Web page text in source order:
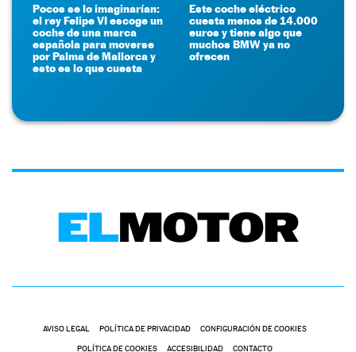
Pocos se lo imaginarían:
el rey Felipe VI escoge un
coche de una marca
española para moverse
por Palma de Mallorca y
esto es lo que cuesta
Este coche eléctrico
cuesta menos de 14.000
euros y tiene algo que
muchos BMW ya no
ofrecen
AVISO LEGAL POLÍTICA DE PRIVACIDAD CONFIGURACIÓN DE COOKIES
POLÍTICA DE COOKIES ACCESIBILIDAD CONTACTO